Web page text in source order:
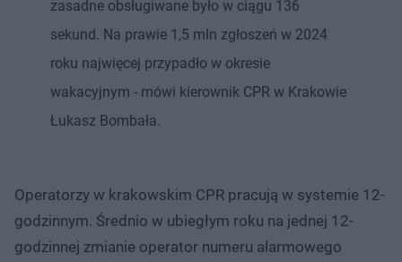
zasadne obsługiwane było w ciągu 136
sekund. Na prawie 1,5 mln zgłoszeń w 2024
roku najwięcej przypadło w okresie
wakacyjnym - mówi kierownik CPR w Krakowie
Łukasz Bombała.
Operatorzy w krakowskim CPR pracują w systemie 12-
godzinnym. Średnio w ubiegłym roku na jednej 12-
godzinnej zmianie operator numeru alarmowego